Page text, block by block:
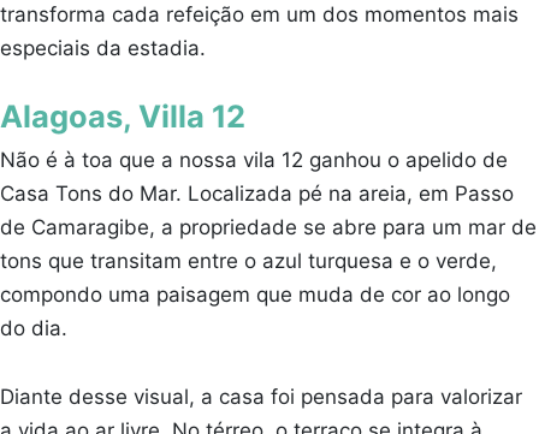
transforma cada refeição em um dos momentos mais
especiais da estadia.
Alagoas, Villa 12
Não é à toa que a nossa vila 12 ganhou o apelido de
Casa Tons do Mar. Localizada pé na areia, em Passo
de Camaragibe, a propriedade se abre para um mar de
tons que transitam entre o azul turquesa e o verde,
compondo uma paisagem que muda de cor ao longo
do dia.
Diante desse visual, a casa foi pensada para valorizar